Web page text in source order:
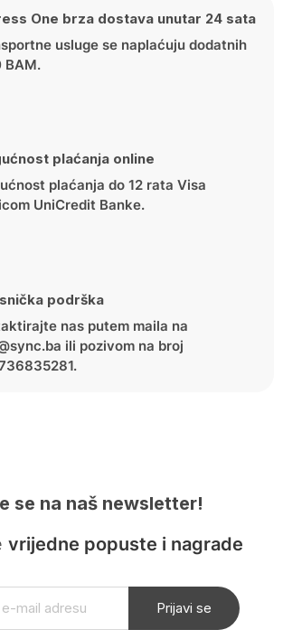
One brza dostava unutar 24 sata
usluge se naplaćuju dodatnih
BAM.
plaćanja online
plaćanja do 12 rata Visa
UniCredit Banke.
podrška
nas putem maila na
ili pozivom na broj
se na naš newsletter!
vrijedne popuste i nagrade
Prijavi se